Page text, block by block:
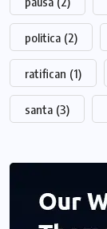
politica (2)
ratifican (1)
santa (3)